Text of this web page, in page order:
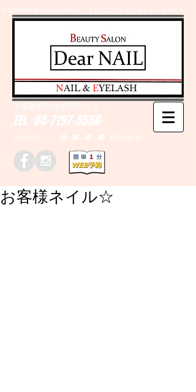
千葉県野田市のネイルサロン、まつげエクステはＤｅａｒＮAILへ
TEL 04-7197-5556
営業時間 10：00～20：00 (予約優先)
千葉県野田市野田790-1
​NAIL & EYELASH
お客様ネイル☆